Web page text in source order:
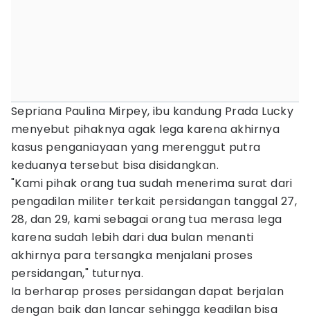
Sepriana Paulina Mirpey, ibu kandung Prada Lucky
menyebut pihaknya agak lega karena akhirnya
kasus penganiayaan yang merenggut putra
keduanya tersebut bisa disidangkan.
"Kami pihak orang tua sudah menerima surat dari
pengadilan militer terkait persidangan tanggal 27,
28, dan 29, kami sebagai orang tua merasa lega
karena sudah lebih dari dua bulan menanti
akhirnya para tersangka menjalani proses
persidangan," tuturnya.
Ia berharap proses persidangan dapat berjalan
dengan baik dan lancar sehingga keadilan bisa